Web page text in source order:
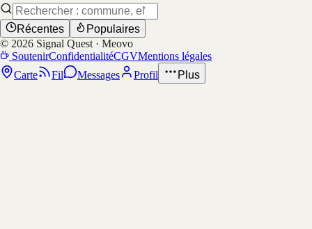
Récentes
Populaires
© 2026 Signal Quest · Meovo
SoutenirConfidentialitéCGVMentions légales
Carte
Fil Messages Profil Plus